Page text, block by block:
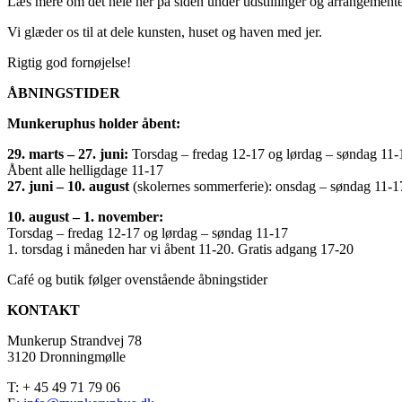
Vi glæder os til at dele kunsten, huset og haven med jer.
Rigtig god fornøjelse!
ÅBNINGSTIDER
Munkeruphus holder åbent:
29. marts – 27. juni: Torsdag – fredag 12-17 og lørdag – søndag 11-
Åbent alle helligdage 11-17
27. juni – 10. august (skolernes sommerferie): onsdag – søndag 11-
10. august – 1. november:
Torsdag – fredag 12-17 og lørdag – søndag 11-17
1. torsdag i måneden har vi åbent 11-20. Gratis adgang 17-20
Café og butik følger ovenstående åbningstider
KONTAKT
Munkerup Strandvej 78
3120 Dronningmølle
T: + 45 49 71 79 06